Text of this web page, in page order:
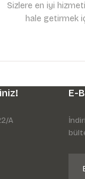
Sizlere en iyi
hale getirmek
A
E-